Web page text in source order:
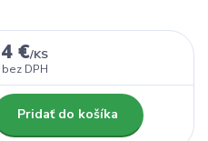
€/KS
bez DPH
Pridať do košíka